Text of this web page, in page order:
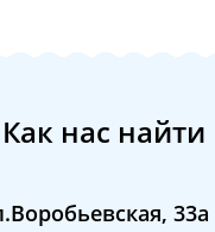
Как нас найти
33а